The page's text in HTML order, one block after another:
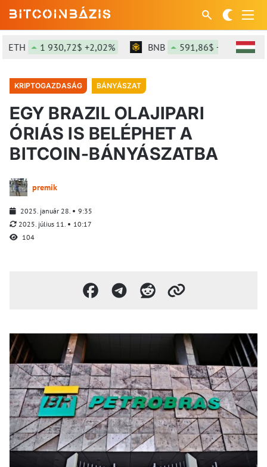
1 930,72$ +2,02% BNB 591,86$ +0,12%
KRIPTOGAZDASÁG BÁNYÁSZAT
EGY BRAZIL OLAJIPARI
ÓRIÁS IS BELÉPHET A
BITCOIN-BÁNYÁSZATBA
premik
2025. január 28.
9:35
2025. július 11.
10:17
104